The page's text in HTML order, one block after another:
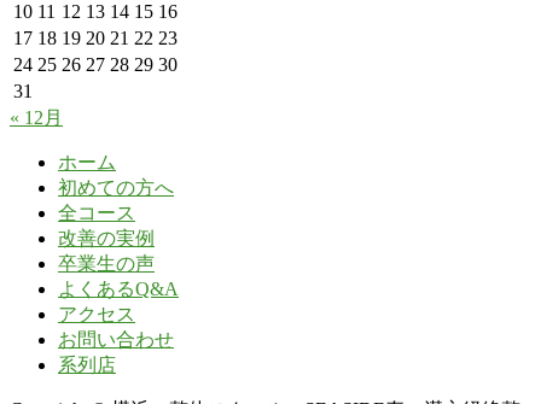
10 11 12 13 14 15 16
17 18 19 20 21 22 23
24 25 26 27 28 29 30
31
« 12月
ホーム
初めての方へ
全コース
改善の実例
卒業生の声
よくあるQ&A
アクセス
お問い合わせ
系列店